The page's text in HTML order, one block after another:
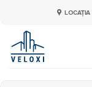
content
LOCAȚIA